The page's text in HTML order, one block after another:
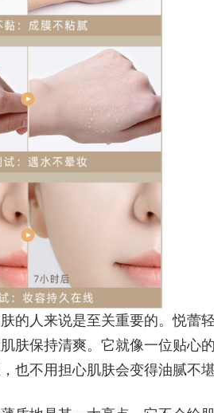
人来说是至关重要的。悦蕾
肤保持清爽。它就像一位贴心
也不用担心肌肤会变得油腻不堪